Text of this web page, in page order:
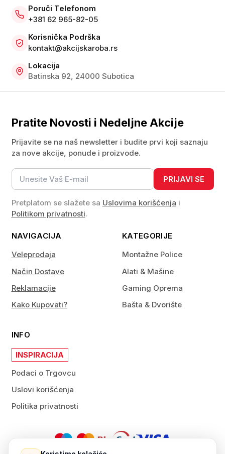
Poruči Telefonom
+381 62 965-82-05
Korisnička Podrška
kontakt@akcijskaroba.rs
Lokacija
Batinska 92, 24000 Subotica
Pratite Novosti i Nedeljne Akcije
Prijavite se na naš newsletter i budite prvi koji saznaju
za nove akcije, ponude i proizvode.
PRIJAVI SE
Pretplatom se slažete sa Uslovima korišćenja i
Politikom privatnosti.
NAVIGACIJA
Veleprodaja
Način Dostave
Reklamacije
Kako Kupovati?
KATEGORIJE
Montažne Police
Alati & Mašine
Gaming Oprema
Bašta & Dvorište
INFO
INSPIRACIJA
Podaci o Trgovcu
Uslovi korišćenja
Politika privatnosti